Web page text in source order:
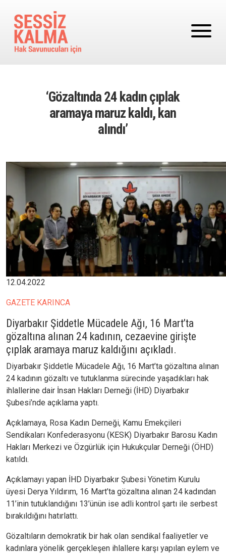
‘Gözaltında 24 kadın çıplak
aramaya maruz kaldı, kan
alındı’
Image
12.04.2022
GAZETE KARINCA
Diyarbakır Şiddetle Mücadele Ağı, 16 Mart’ta
gözaltına alınan 24 kadının, cezaevine girişte
çıplak aramaya maruz kaldığını açıkladı.
Diyarbakır Şiddetle Mücadele Ağı, 16 Mart’ta gözaltına alınan
24 kadının gözaltı ve tutuklanma sürecinde yaşadıkları hak
ihlallerine dair İnsan Hakları Derneği (İHD) Diyarbakır
Şubesi’nde açıklama yaptı.
Açıklamaya, Rosa Kadın Derneği, Kamu Emekçileri
Sendikaları Konfederasyonu (KESK) Diyarbakır Barosu Kadın
Hakları Merkezi ve Özgürlük için Hukukçular Derneği (ÖHD)
katıldı.
Açıklamayı yapan İHD Diyarbakır Şubesi Yönetim Kurulu
üyesi Derya Yıldırım, 16 Mart’ta gözaltına alınan 24 kadından
11’inin tutuklandığını 13’ünün ise adli kontrol şartı ile serbest
bırakıldığını hatırlattı.
Gözaltıların demokratik bir hak olan sendikal faaliyetler ve
kadınlara yönelik gerçekleşen ihlallere karşı yapılan eylem ve